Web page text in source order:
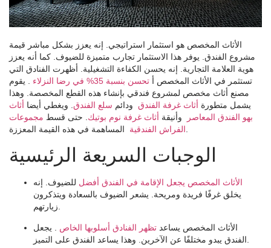
الأثاث المخصص هو استثمار استراتيجي. إنه يعزز بشكل مباشر قيمة
مشروع الفندق. يوفر هذا الاستثمار تجارب متميزة للضيوف. كما أنه يعزز
هوية العلامة التجارية. إنه يحسن الكفاءة التشغيلية. أظهرت الفنادق التي
تستثمر في الأثاث المخصص أ تحسن بنسبة 35% في رضا النزلاء
. يقوم
مصنع أثاث مخصص لمشروع فندقي بإنشاء هذه القطع المخصصة. وهذا
يشمل متطورة أثاث غرفة الفندق ودائم سلع الفندق . ويغطي أيضا أثاث
بهو الفندق المعاصر
وأنيقة أثاث غرفة نوم بوتيك . حتى قسط مجموعات
الفراش الفندقية
الوجبات السريعة الرئيسية
الأثاث المخصص يجعل الإقامة في الفندق أفضل للضيوف. إنه
يخلق غرفًا فريدة ومريحة. يشعر الضيوف بالسعادة ويتذكرون
زيارتهم.
الأثاث المخصص يساعد تظهر الفنادق أسلوبها الخاص
. يجعل